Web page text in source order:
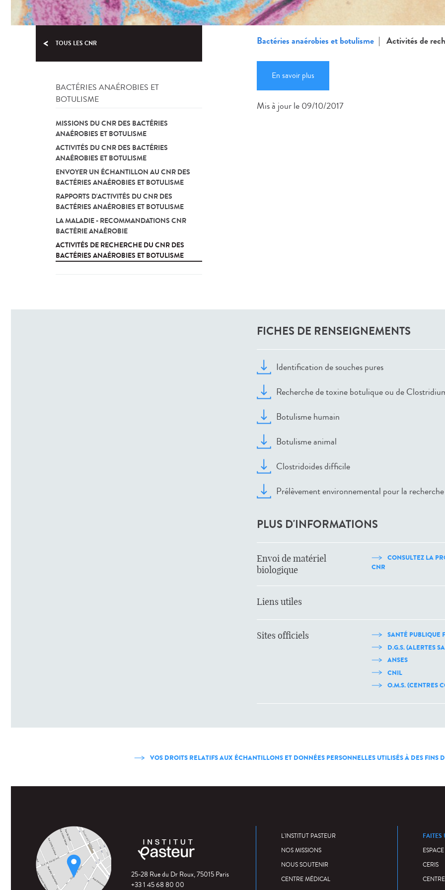
TOUS LES CNR
BACTÉRIES ANAÉROBIES ET
BOTULISME
MISSIONS DU CNR DES BACTÉRIES
ANAÉROBIES ET BOTULISME
ACTIVITÉS DU CNR DES BACTÉRIES
ANAÉROBIES ET BOTULISME
ENVOYER UN ÉCHANTILLON AU CNR DES
BACTÉRIES ANAÉROBIES ET BOTULISME
RAPPORTS D'ACTIVITÉS DU CNR DES
BACTÉRIES ANAÉROBIES ET BOTULISME
LA MALADIE - RECOMMANDATIONS CNR
BACTÉRIE ANAÉROBIE
ACTIVITÉS DE RECHERCHE DU CNR DES
BACTÉRIES ANAÉROBIES ET BOTULISME
Bactéries anaérobies et botulisme Activités de
En savoir plus
Mis à jour le 09/10/2017
FICHES DE RENSEIGNEMENTS
Identification de souches pures
Recherche de toxine botulique ou de
Botulisme humain
Botulisme animal
Clostridoides difficile
Prélèvement environnemental pour la
PLUS D'INFORMATIONS
Envoi de matériel
biologique
CONSULTEZ LA
CNR
Liens utiles
Sites officiels
SANTÉ PUBLIQUE
D.G.S. (ALERTES
ANSES
CNIL
O.M.S. (CENTRES
VOS DROITS RELATIFS AUX ÉCHANTILLONS ET DONNÉES PERSONNELLES UTILISÉS À DES FINS
25-28 Rue du Dr Roux, 75015 Paris
+33 1 45 68 80 00
L'INSTITUT PASTEUR
NOS MISSIONS
NOUS SOUTENIR
CENTRE MÉDICAL
CERIS